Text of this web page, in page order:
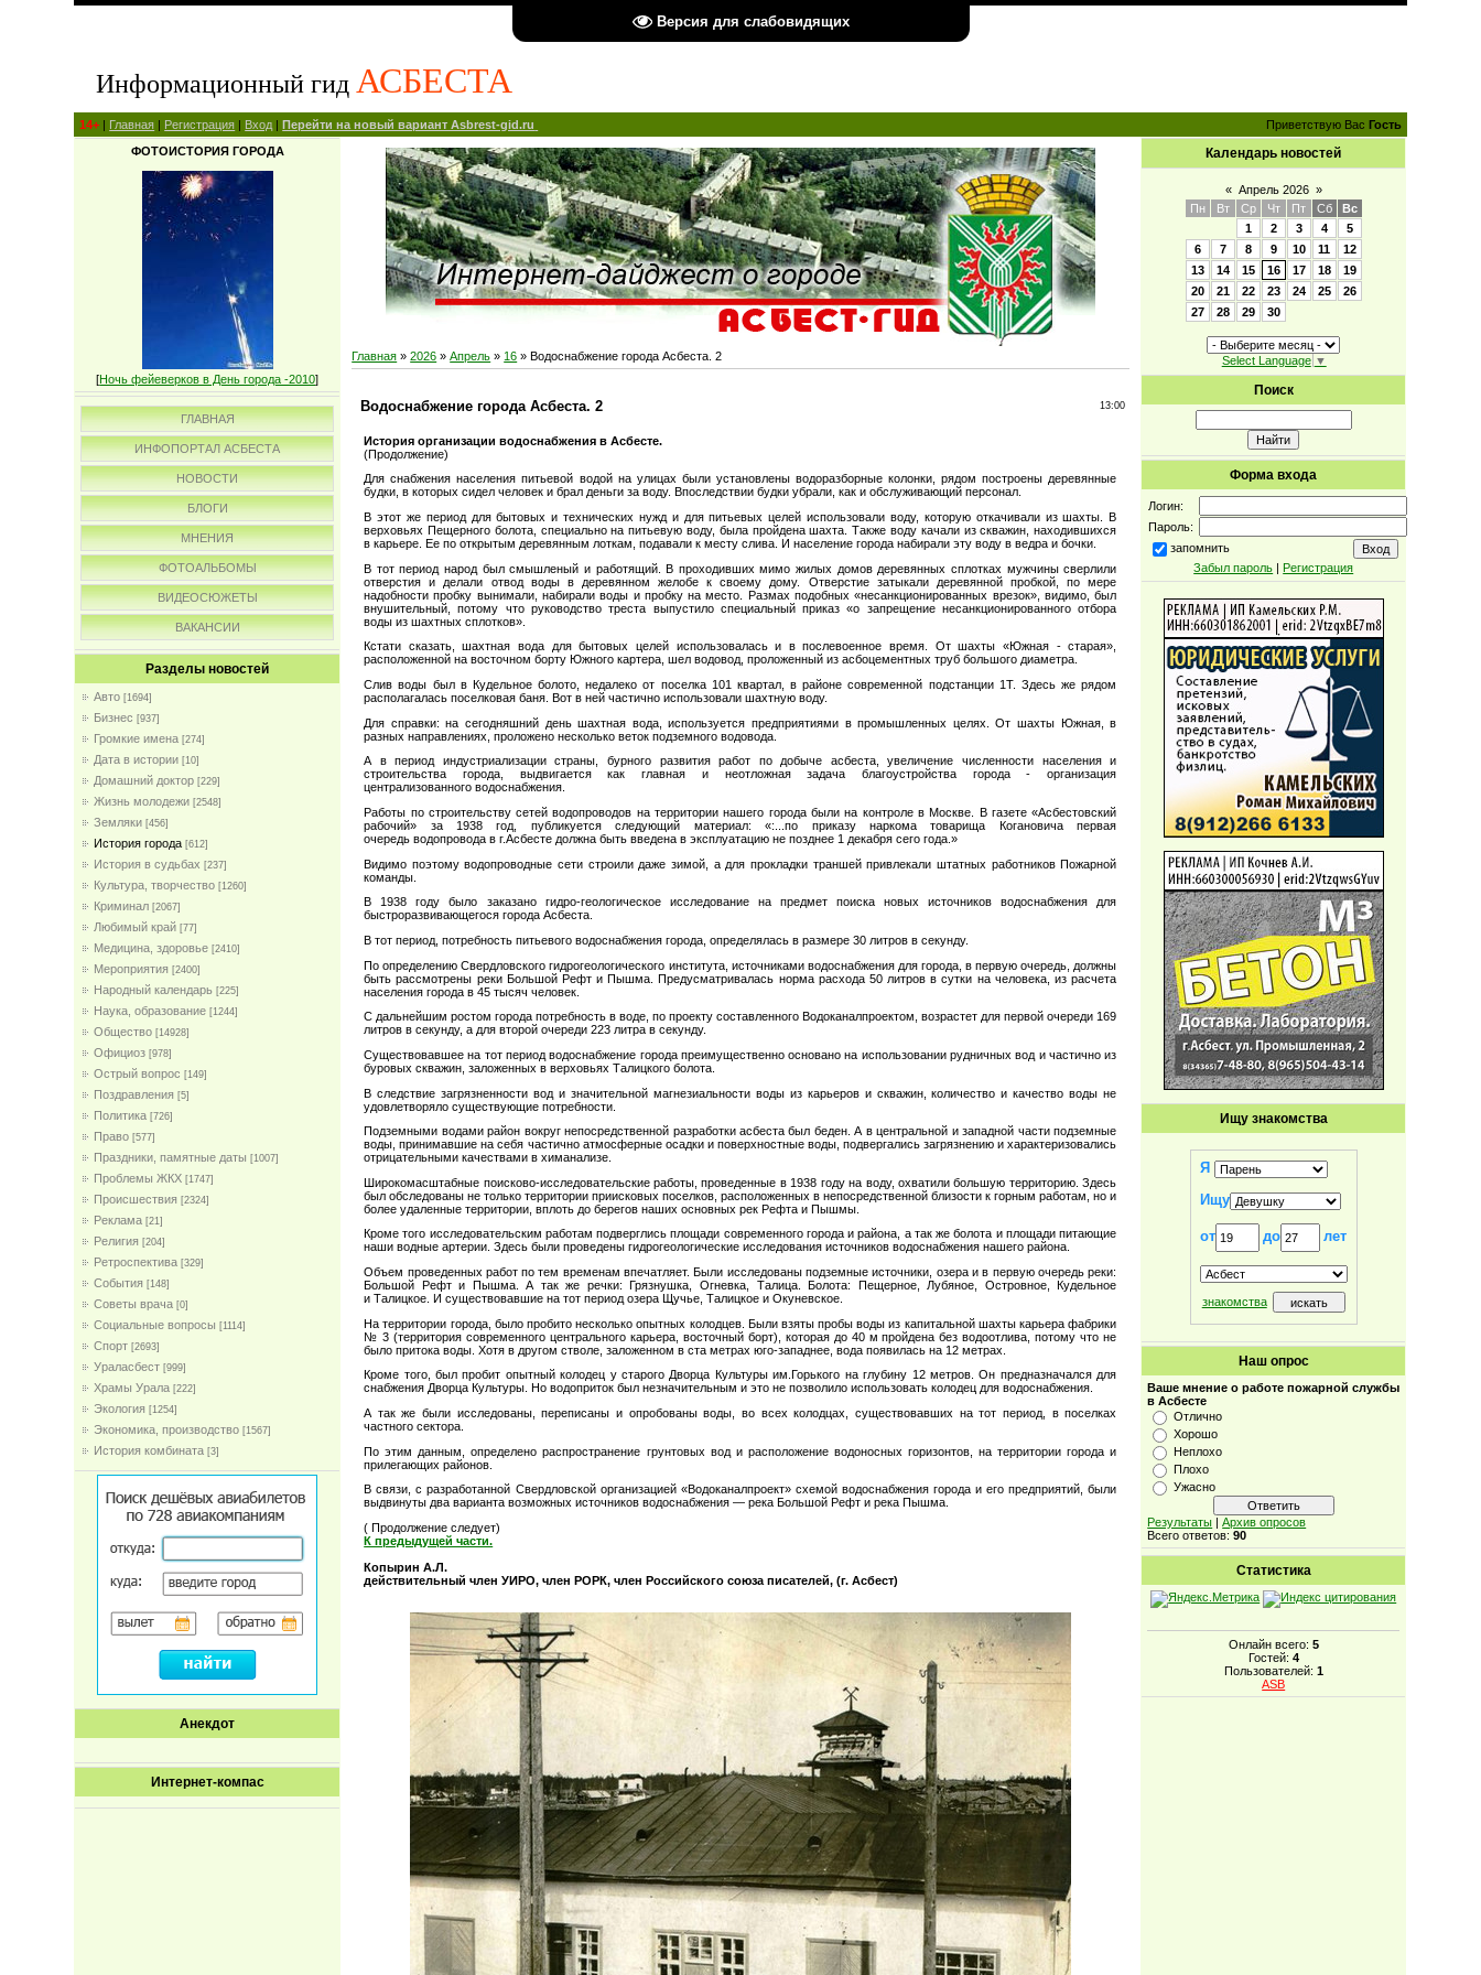
Версия для слабовидящих
Информационный гид АСБЕСТА
14+ | Главная | Регистрация | Вход |Перейти на новый вариант Asbrest-gid.ru Приветствую Вас Гость
ФОТОИСТОРИЯ ГОРОДА
[Ночь фейеверков в День города -2010]
ГЛАВНАЯ
ИНФОПОРТАЛ АСБЕСТА
НОВОСТИ
БЛОГИ
МНЕНИЯ
ФОТОАЛЬБОМЫ
ВИДЕОСЮЖЕТЫ
ВАКАНСИИ
Разделы новостей
Авто [1694]
Бизнес [937]
Громкие имена [274]
Дата в истории [10]
Домашний доктор [229]
Жизнь молодежи [2548]
Земляки [456]
История города [612]
История в судьбах [237]
Культура, творчество [1260]
Криминал [2067]
Любимый край [77]
Медицина, здоровье [2410]
Мероприятия [2400]
Народный календарь [225]
Наука, образование [1244]
Общество [14928]
Официоз [978]
Острый вопрос [149]
Поздравления [5]
Политика [726]
Право [577]
Праздники, памятные даты [1007]
Проблемы ЖКХ [1747]
Проиcшествия [2324]
Реклама [21]
Религия [204]
Ретроспектива [329]
События [148]
Советы врача [0]
Социальные вопросы [1114]
Спорт [2693]
Ураласбест [999]
Храмы Урала [222]
Экология [1254]
Экономика, производство [1567]
История комбината [3]
Анекдот
Интернет-компас
Главная »2026 » Апрель » 16 » Водоснабжение города Асбеста. 2
Водоснабжение города Асбеста. 2 13:00
История организации водоснабжения в Асбесте.
(Продолжение)
Для снабжения населения питьевой водой на улицах были установлены водоразборные колонки, рядом построены деревянные
будки, в которых сидел человек и брал деньги за воду. Впоследствии будки убрали, как и обслуживающий персонал.
В этот же период для бытовых и технических нужд и для питьевых целей использовали воду, которую откачивали из шахты. В
верховьях Пещерного болота, специально на питьевую воду, была пройдена шахта. Также воду качали из скважин, находившихся
в карьере. Ее по открытым деревянным лоткам, подавали к месту слива. И население города набирали эту воду в ведра и бочки.
В тот период народ был смышленый и работящий. В проходивших мимо жилых домов деревянных сплотках мужчины сверлили
отверстия и делали отвод воды в деревянном желобе к своему дому. Отверстие затыкали деревянной пробкой, по мере
надобности пробку вынимали, набирали воды и пробку на место. Размах подобных «несанкционированных врезок», видимо, был
внушительный, потому что руководство треста выпустило специальный приказ «о запрещение несанкционированного отбора
воды из шахтных сплотков».
Кстати сказать, шахтная вода для бытовых целей использовалась и в послевоенное время. От шахты «Южная - старая»,
расположенной на восточном борту Южного картера, шел водовод, проложенный из асбоцементных труб большого диаметра.
Слив воды был в Кудельное болото, недалеко от поселка 101 квартал, в районе современной подстанции 1Т. Здесь же рядом
располагалась поселковая баня. Вот в ней частично использовали шахтную воду.
Для справки: на сегодняшний день шахтная вода, используется предприятиями в промышленных целях. От шахты Южная, в
разных направлениях, проложено несколько веток подземного водовода.
А в период индустриализации страны, бурного развития работ по добыче асбеста, увеличение численности населения и
строительства города, выдвигается как главная и неотложная задача благоустройства города - организация
централизованного водоснабжения.
Работы по строительству сетей водопроводов на территории нашего города были на контроле в Москве. В газете «Асбестовский
рабочий» за 1938 год, публикуется следующий материал: «:...по приказу наркома товарища Когановича первая
очередь водопровода в г.Асбесте должна быть введена в эксплуатацию не позднее 1 декабря сего года.»
Видимо поэтому водопроводные сети строили даже зимой, а для прокладки траншей привлекали штатных работников Пожарной
команды.
В 1938 году было заказано гидро-геологическое исследование на предмет поиска новых источников водоснабжения для
быстроразвивающегося города Асбеста.
В тот период, потребность питьевого водоснабжения города, определялась в размере 30 литров в секунду.
По определению Свердловского гидрогеологического института, источниками водоснабжения для города, в первую очередь, должны
быть рассмотрены реки Большой Рефт и Пышма. Предусматривалась норма расхода 50 литров в сутки на человека, из расчета
населения города в 45 тысяч человек.
С дальнейшим ростом города потребность в воде, по проекту составленного Водоканалпроектом, возрастет для первой очереди 169
литров в секунду, а для второй очереди 223 литра в секунду.
Существовавшее на тот период водоснабжение города преимущественно основано на использовании рудничных вод и частично из
буровых скважин, заложенных в верховьях Талицкого болота.
В следствие загрязненности вод и значительной магнезиальности воды из карьеров и скважин, количество и качество воды не
удовлетворяло существующие потребности.
Подземными водами район вокруг непосредственной разработки асбеста был беден. А в центральной и западной части подземные
воды, принимавшие на себя частично атмосферные осадки и поверхностные воды, подвергались загрязнению и характеризовались
отрицательными качествами в химанализе.
Широкомасштабные поисково-исследовательские работы, проведенные в 1938 году на воду, охватили большую территорию. Здесь
был обследованы не только территории приисковых поселков, расположенных в непосредственной близости к горным работам, но и
более удаленные территории, вплоть до берегов наших основных рек Рефта и Пышмы.
Кроме того исследовательским работам подверглись площади современного города и района, а так же болота и площади питающие
наши водные артерии. Здесь были проведены гидрогеологические исследования источников водоснабжения нашего района.
Объем проведенных работ по тем временам впечатляет. Были исследованы подземные источники, озера и в первую очередь реки:
Большой Рефт и Пышма. А так же речки: Грязнушка, Огневка, Талица. Болота: Пещерное, Лубяное, Островное, Кудельное
и Талицкое. И существовавшие на тот период озера Щучье, Талицкое и Окуневское.
На территории города, было пробито несколько опытных колодцев. Были взяты пробы воды из капитальной шахты карьера фабрики
№ 3 (территория современного центрального карьера, восточный борт), которая до 40 м пройдена без водоотлива, потому что не
было притока воды. Хотя в другом стволе, заложенном в ста метрах юго-западнее, вода появилась на 12 метрах.
Кроме того, был пробит опытный колодец у старого Дворца Культуры им.Горького на глубину 12 метров. Он предназначался для
снабжения Дворца Культуры. Но водоприток был незначительным и это не позволило использовать колодец для водоснабжения.
А так же были исследованы, переписаны и опробованы воды, во всех колодцах, существовавших на тот период, в поселках
частного сектора.
По этим данным, определено распространение грунтовых вод и расположение водоносных горизонтов, на территории города и
прилегающих районов.
В связи, с разработанной Свердловской организацией «Водоканалпроект» схемой водоснабжения города и его предприятий, были
выдвинуты два варианта возможных источников водоснабжения — река Большой Рефт и река Пышма.
( Продолжение следует)
К предыдущей части.
Копырин А.Л.
действительный член УИРО, член РОРК, член Российского союза писателей, (г. Асбест)
Календарь новостей
« Апрель 2026 »
Пн
Вт Ср Чт Пт Сб
Вс
1
2 3 4
5
6
7 8 9 10 11
12
13
14 15 16 17 18
19
20
21 22 23 24 25
26
27
28 29 30
Select Language ▼
Поиск
Форма входа
Логин:
Пароль:
запомнить
Забыл пароль | Регистрация
Ищу знакомства
Я
Ищу
от до лет
знакомства
Наш опрос
Ваше мнение о работе пожарной службы
в Асбесте
Отлично
Хорошо
Неплохо
Плохо
Ужасно
Результаты |Архив опросов
Всего ответов:90
Статистика
Онлайн всего: 5
Гостей: 4
Пользователей: 1
ASB